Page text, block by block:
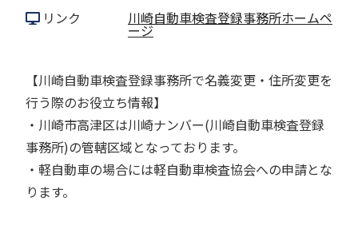
リンク 川崎自動車検査登録事務所ホームペ
ージ
【川崎自動車検査登録事務所で名義変更・住所変更を
行う際のお役立ち情報】
・川崎市高津区は川崎ナンバー(川崎自動車検査登録
事務所)の管轄区域となっております。
・軽自動車の場合には軽自動車検査協会への申請とな
ります。